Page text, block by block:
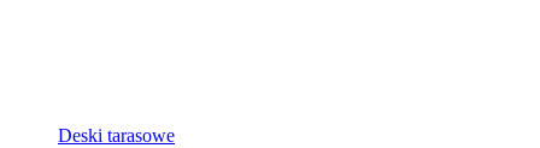
Deski tarasowe